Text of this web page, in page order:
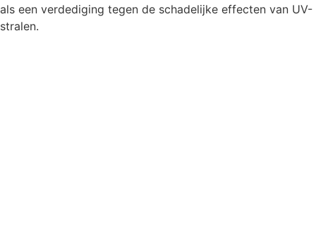
als een verdediging tegen de schadelijke effecten van UV-
stralen.